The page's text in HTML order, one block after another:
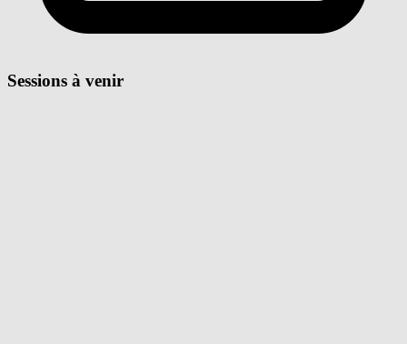
Sessions à venir